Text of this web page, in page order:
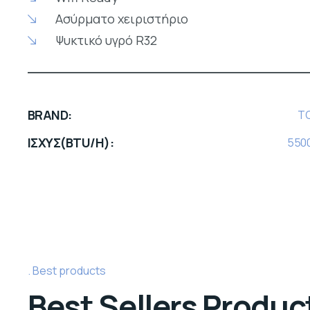
Ασύρματο χειριστήριο
Ψυκτικό υγρό R32
BRAND
ΙΣΧΥΣ(BTU/H)
Best products